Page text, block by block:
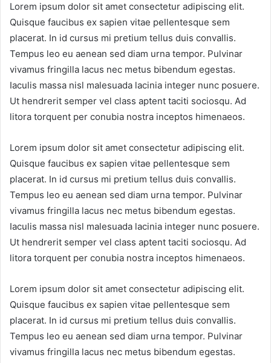
Lorem ipsum dolor sit amet consectetur adipiscing elit.
Quisque faucibus ex sapien vitae pellentesque sem
placerat. In id cursus mi pretium tellus duis convallis.
Tempus leo eu aenean sed diam urna tempor. Pulvinar
vivamus fringilla lacus nec metus bibendum egestas.
Iaculis massa nisl malesuada lacinia integer nunc posuere.
Ut hendrerit semper vel class aptent taciti sociosqu. Ad
litora torquent per conubia nostra inceptos himenaeos.
Lorem ipsum dolor sit amet consectetur adipiscing elit.
Quisque faucibus ex sapien vitae pellentesque sem
placerat. In id cursus mi pretium tellus duis convallis.
Tempus leo eu aenean sed diam urna tempor. Pulvinar
vivamus fringilla lacus nec metus bibendum egestas.
Iaculis massa nisl malesuada lacinia integer nunc posuere.
Ut hendrerit semper vel class aptent taciti sociosqu. Ad
litora torquent per conubia nostra inceptos himenaeos.
Lorem ipsum dolor sit amet consectetur adipiscing elit.
Quisque faucibus ex sapien vitae pellentesque sem
placerat. In id cursus mi pretium tellus duis convallis.
Tempus leo eu aenean sed diam urna tempor. Pulvinar
vivamus fringilla lacus nec metus bibendum egestas.